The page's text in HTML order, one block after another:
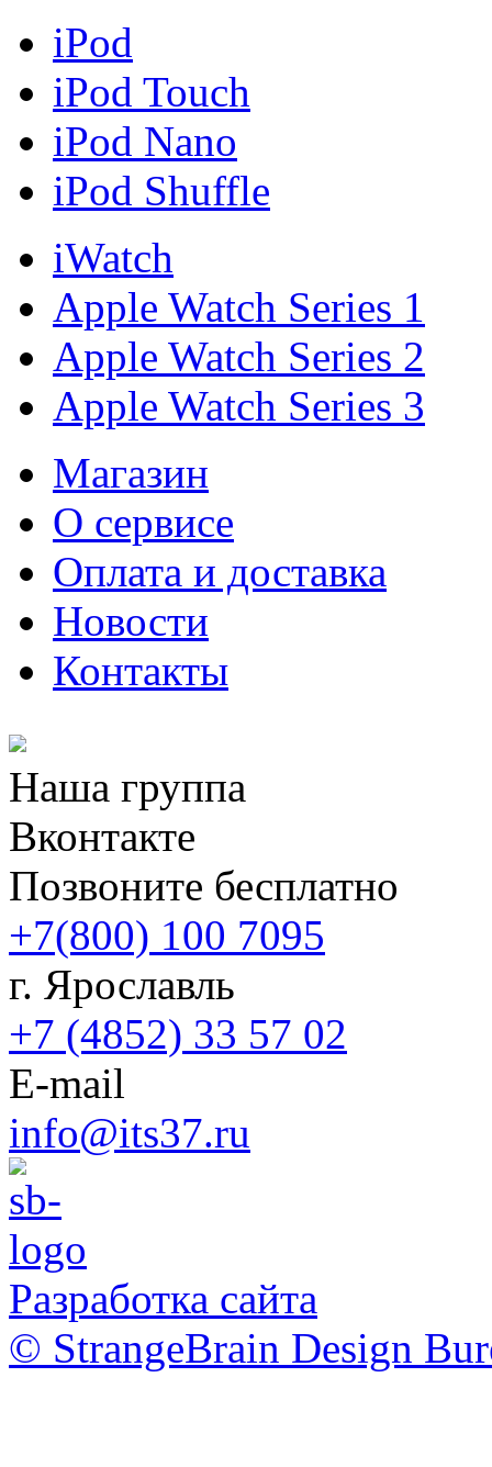
iPod
iPod Touch
iPod Nano
iPod Shuffle
iWatch
Apple Watch Series 1
Apple Watch Series 2
Apple Watch Series 3
Магазин
О cервисе
Оплата и доставка
Новости
Контакты
Наша группа
Вконтакте
Позвоните бесплатно
+7(800) 100 7095
г. Ярославль
+7 (4852) 33 57 02
E-mail
info@its37.ru
Разработка сайта
© StrangeBrain Design